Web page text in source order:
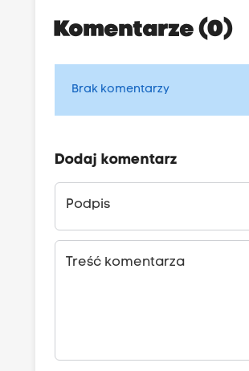
Komentarze (0)
Brak komentarzy
Dodaj komentarz
Podpis
Treść komentarza